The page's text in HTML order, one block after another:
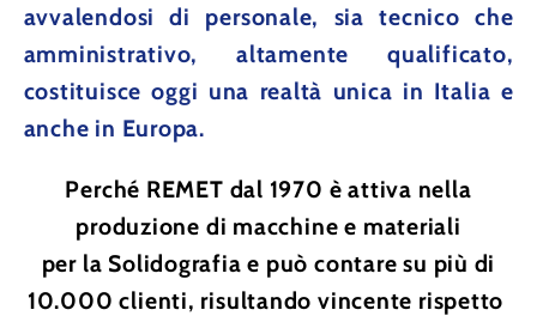
avvalendosi di personale, sia tecnico che
amministrativo, altamente qualificato,
costituisce oggi una realtà unica in Italia e
anche in Europa.
Perché REMET dal 1970 è attiva nella
produzione di macchine e materiali
per la Solidografia e può contare su più di
10.000 clienti, risultando vincente rispetto